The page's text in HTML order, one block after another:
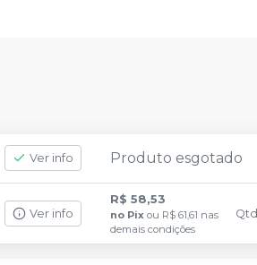
Ver info Produto esgotado
Ver info
R$ 58,53
no Pix ou R$ 61,61 nas
demais condições
Qtd